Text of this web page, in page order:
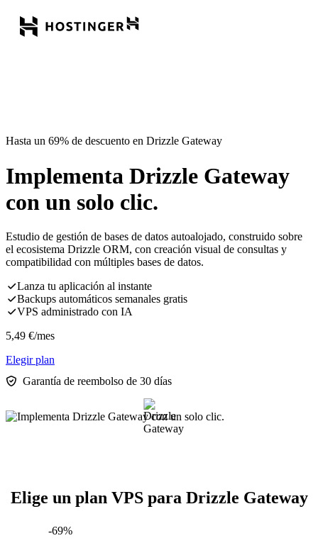
Hasta un 69% de descuento en Drizzle Gateway
Implementa Drizzle Gateway
con un solo clic.
Estudio de gestión de bases de datos autoalojado, construido sobre
el ecosistema Drizzle ORM, con creación visual de consultas y
compatibilidad con múltiples bases de datos.
Lanza tu aplicación al instante
Backups automáticos semanales gratis
VPS administrado con IA
5,49 €/mes
Elegir plan
Garantía de reembolso de 30 días
Elige un plan VPS para Drizzle Gateway
-69%